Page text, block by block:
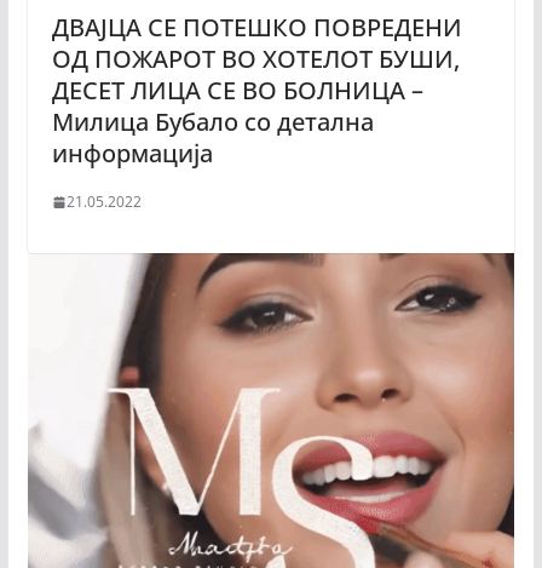
ДВАЈЦА СЕ ПОТЕШКО ПОВРЕДЕНИ
ОД ПОЖАРОТ ВО ХОТЕЛОТ БУШИ,
ДЕСЕТ ЛИЦА СЕ ВО БОЛНИЦА –
Милица Бубало со детална
информација
21.05.2022